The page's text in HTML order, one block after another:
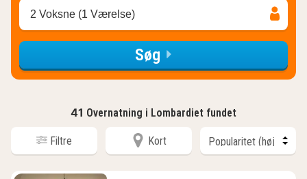
2 Voksne (1 Værelse)
Søg
41 Overnatning i Lombardiet fundet
Filtre Kort